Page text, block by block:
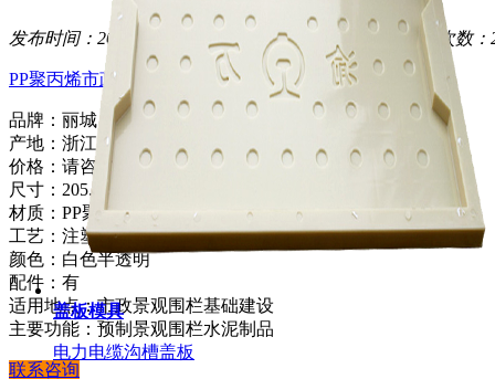
盖板模具
电力电缆沟槽盖板
发布时间：2017/07/31 护栏模具 水泥制品模具中心 浏览次数：
PP聚丙烯市政专用模具
品牌：丽城
产地：浙江嘉兴
价格：请咨询厂家
尺寸：205.5x67x4
材质：PP聚丙烯塑料
工艺：注塑工艺
颜色：白色半透明
配件：有
适用地点：市政景观围栏基础建设
主要功能：预制景观围栏水泥制品
联系咨询